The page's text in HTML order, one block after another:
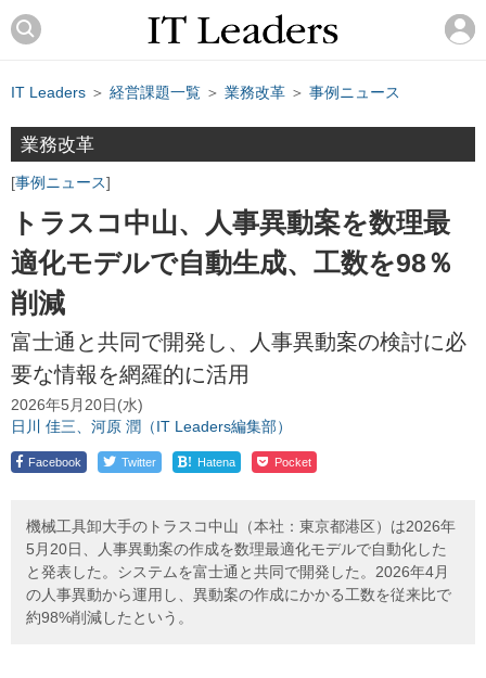
IT Leaders ＞ 経営課題一覧 ＞ 業務改革 ＞ 事例ニュース
業務改革
事例ニュース
トラスコ中山、人事異動案を数理最
適化モデルで自動生成、工数を98％
削減
富士通と共同で開発し、人事異動案の検討に必
要な情報を網羅的に活用
2026年5月20日(水)
日川 佳三、河原 潤（IT Leaders編集部）
Facebook Twitter ! Hatena Pocket
機械工具卸大手のトラスコ中山（本社：東京都港区）は2026年
5月20日、人事異動案の作成を数理最適化モデルで自動化した
と発表した。システムを富士通と共同で開発した。2026年4月
の人事異動から運用し、異動案の作成にかかる工数を従来比で
約98%削減したという。